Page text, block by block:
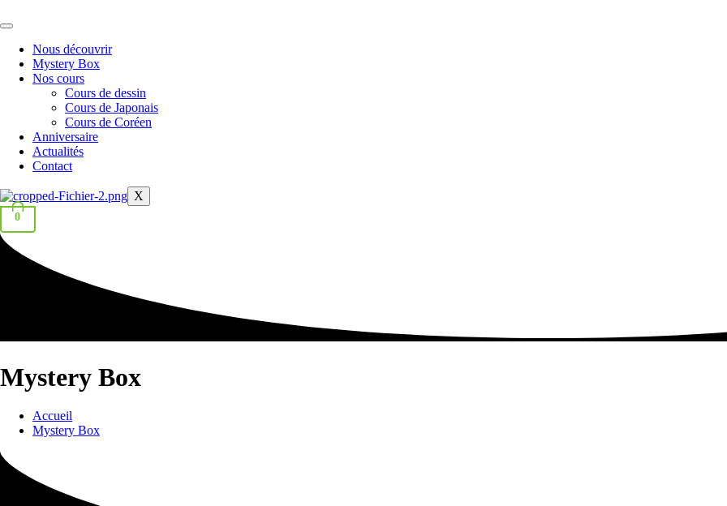
au
Nous découvrir
Mystery Box
Nos cours
Cours de dessin
Cours de Japonais
Cours de Coréen
Anniversaire
Actualités
Contact
X
0
Mystery Box
Accueil
Mystery Box